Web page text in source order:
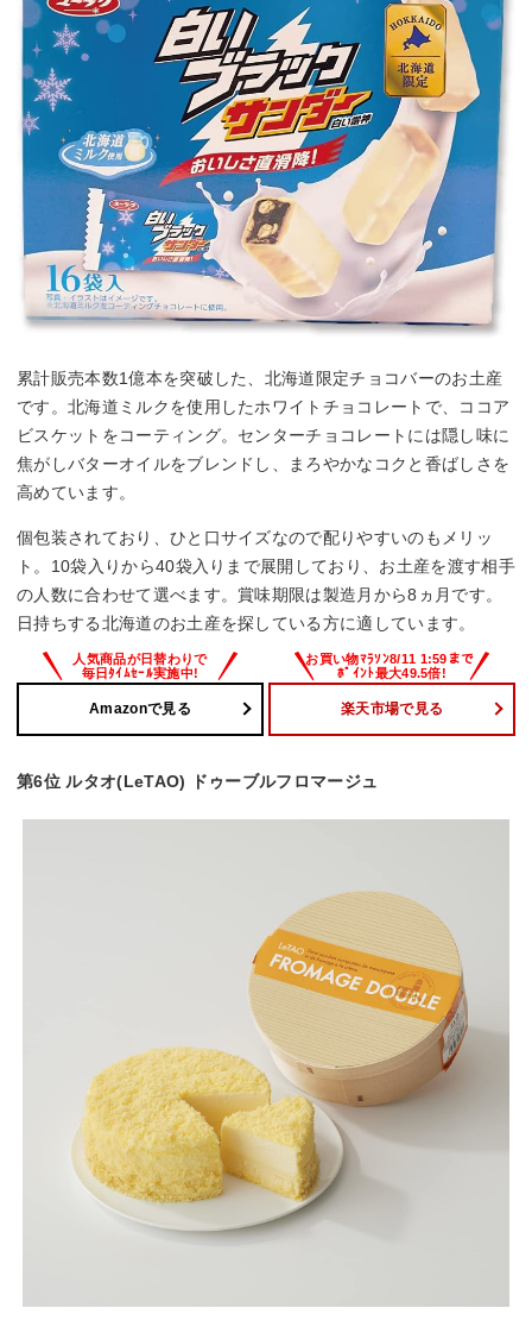
累計販売本数1億本を突破した、北海道限定チョコバーのお土産
です。北海道ミルクを使用したホワイトチョコレートで、ココア
ビスケットをコーティング。センターチョコレートには隠し味に
焦がしバターオイルをブレンドし、まろやかなコクと香ばしさを
高めています。
個包装されており、ひと口サイズなので配りやすいのもメリッ
ト。10袋入りから40袋入りまで展開しており、お土産を渡す相手
の人数に合わせて選べます。賞味期限は製造月から8ヵ月です。
日持ちする北海道のお土産を探している方に適しています。
Amazonで見る 楽天市場で見る
第6位 ルタオ(LeTAO) ドゥーブルフロマージュ